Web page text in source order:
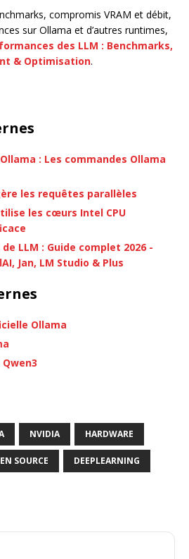
compromis VRAM et débit,
sur Ollama et d’autres runtimes,
des LLM : Benchmarks,
& Optimisation.
: Les commandes Ollama
les requêtes parallèles
les cœurs Intel CPU
LLM : Guide complet 2026 -
Jan, LM Studio & Plus
Ollama
NVIDIA HARDWARE
SOURCE DEEPLEARNING